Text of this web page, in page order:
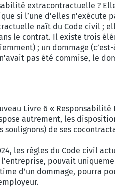
extracontractuelle ?
si l’une d’elles
naît du Code civil ;
le contrat. Il existe trois
; un dommage
pas été commise, le
Livre 6 «
autrement, les
de ses
les règles du Code civil
pouvait
d’un dommage, pourra